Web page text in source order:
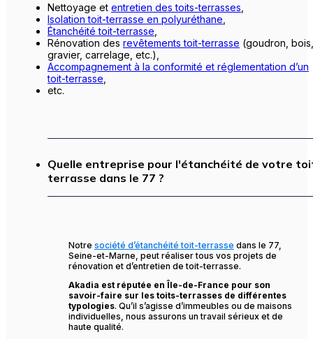
Nettoyage et entretien des toits-terrasses
Isolation toit-terrasse en polyuréthane
Étanchéité toit-terrasse
Rénovation des revêtements toit-terrasse (goudron, bois,
gravier, carrelage, etc.),
Accompagnement à la conformité et réglementation d’un
toit-terrasse
etc.
Quelle entreprise pour l'étanchéité de votre
terrasse dans le 77 ?
Notre société d’étanchéité toit-terrasse dans le 77,
Seine-et-Marne, peut réaliser tous vos projets de
rénovation et d’entretien de toit-terrasse.
Akadia est réputée en Île-de-France pour son
savoir-faire sur les toits-terrasses de différentes
typologies. Qu’il s’agisse d’immeubles ou de maisons
individuelles, nous assurons un travail sérieux et de
haute qualité.